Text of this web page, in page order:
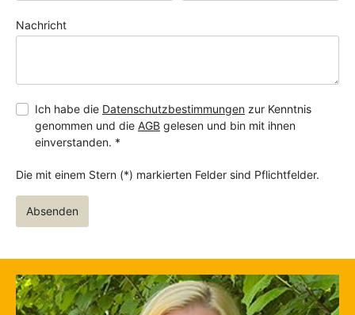
Nachricht
Ich habe die Datenschutzbestimmungen zur Kenntnis
genommen und die AGB gelesen und bin mit ihnen
einverstanden. *
Die mit einem Stern (*) markierten Felder sind Pflichtfelder.
Absenden